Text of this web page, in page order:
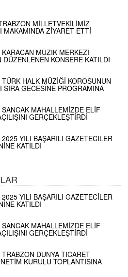
MİLLETVEKİLİMİZ
MAKAMINDA ZİYARET ETTİ
MÜZİK MERKEZİ
DÜZENLENEN KONSERE KATILDI
HALK MÜZİĞİ KOROSUNUN
SIRA GECESİNE PROGRAMINA
MAHALLEMİZDE ELİF
GERÇEKLEŞTİRDİ
YILI BAŞARILI GAZETECİLER
KATILDI
YILI BAŞARILI GAZETECİLER
KATILDI
MAHALLEMİZDE ELİF
GERÇEKLEŞTİRDİ
DÜNYA TİCARET
KURULU TOPLANTISINA